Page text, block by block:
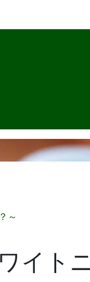
～
イト